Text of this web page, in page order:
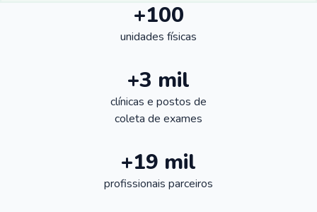
+100
unidades físicas
+3 mil
clínicas e postos de
coleta de exames
+19 mil
profissionais parceiros